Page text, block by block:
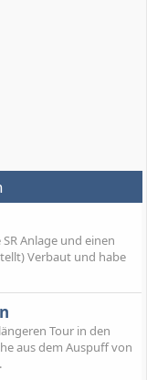
Anlage und einen
Verbaut und habe
Tour in den
aus dem Auspuff von